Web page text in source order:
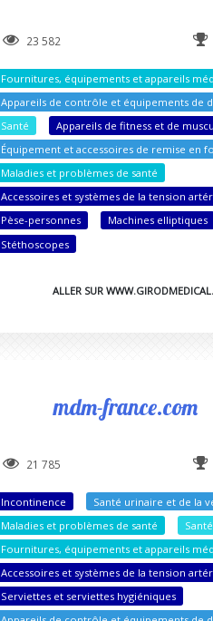
23 582
Fournitures, équipements et appareils
Appareils de contrôle et équipements de
Santé
Appareils de fitness et de
Équipement et accessoires de remise en
Maladies et problèmes de santé
Accessoires et systèmes de la tension
Pèse-personnes
Machines elliptiques
Stéthoscopes
ALLER SUR
mdm-france.com
21 785
Incontinence
Santé urinaire et de la
Maladies et problèmes de santé
Santé
Fournitures, équipements et appareils
Accessoires et systèmes de la tension
Serviettes et serviettes hygiéniques